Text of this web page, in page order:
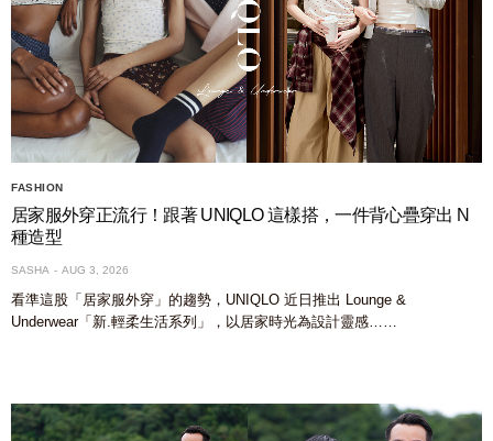
FASHION
居家服外穿正流行！跟著 UNIQLO 這樣搭，一件背心疊穿出 N
種造型
SASHA AUG 3, 2026
看準這股「居家服外穿」的趨勢，UNIQLO 近日推出 Lounge &
Underwear「新.輕柔生活系列」，以居家時光為設計靈感……